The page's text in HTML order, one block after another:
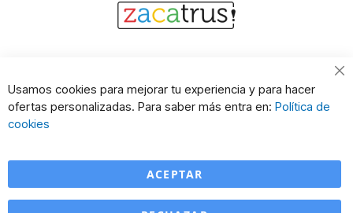
Usamos cookies para mejorar tu experiencia y para hacer
ofertas personalizadas. Para saber más entra en: Política de
cookies
ACEPTAR